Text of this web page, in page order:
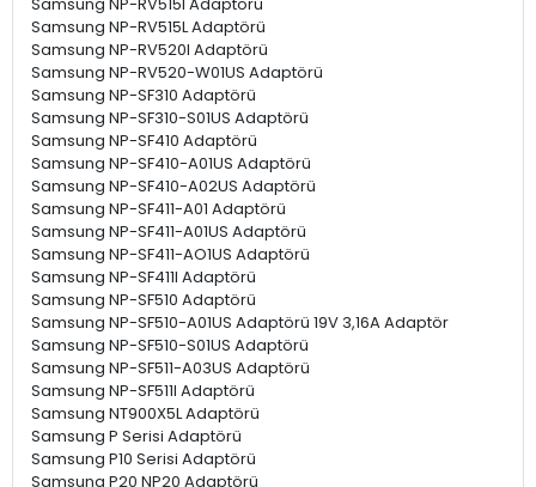
Samsung NP-RV515I Adaptörü
Samsung NP-RV515L Adaptörü
Samsung NP-RV520I Adaptörü
Samsung NP-RV520-W01US Adaptörü
Samsung NP-SF310 Adaptörü
Samsung NP-SF310-S01US Adaptörü
Samsung NP-SF410 Adaptörü
Samsung NP-SF410-A01US Adaptörü
Samsung NP-SF410-A02US Adaptörü
Samsung NP-SF411-A01 Adaptörü
Samsung NP-SF411-A01US Adaptörü
Samsung NP-SF411-AO1US Adaptörü
Samsung NP-SF411I Adaptörü
Samsung NP-SF510 Adaptörü
Samsung NP-SF510-A01US Adaptörü 19V 3,16A Adaptör
Samsung NP-SF510-S01US Adaptörü
Samsung NP-SF511-A03US Adaptörü
Samsung NP-SF511I Adaptörü
Samsung NT900X5L Adaptörü
Samsung P Serisi Adaptörü
Samsung P10 Serisi Adaptörü
Samsung P20 NP20 Adaptörü